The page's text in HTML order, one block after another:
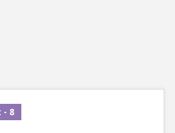
- 8